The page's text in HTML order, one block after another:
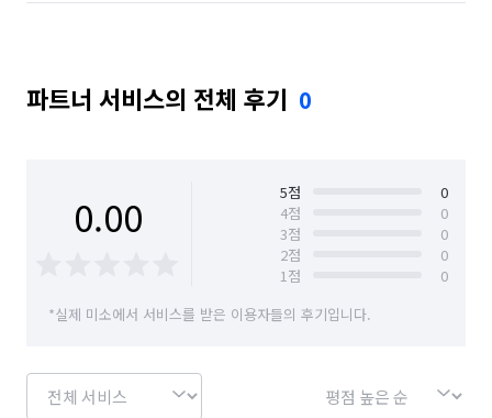
파트너 서비스의 전체 후기 0
0.00 5점
0
4점
0
3점
0
2점
0
1점
0
*실제 미소에서 서비스를 받은 이용자들의 후기입니다.